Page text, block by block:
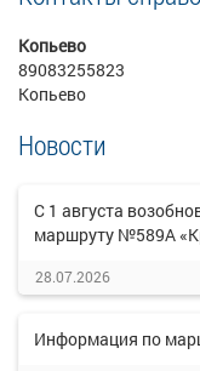
Копьево
89083255823
Копьево
Новости
С 1 августа
маршруту №589А
28.07.2026
Информация по